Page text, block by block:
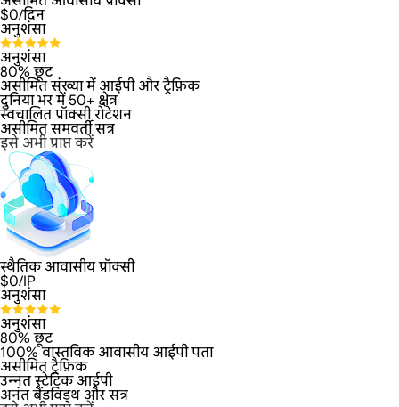
$0/दिन
अनुशंसा
अनुशंसा
80% छूट
असीमित संख्या में आईपी और ट्रैफ़िक
दुनिया भर में 50+ क्षेत्र
स्वचालित प्रॉक्सी रोटेशन
असीमित समवर्ती सत्र
इसे अभी प्राप्त करें
स्थैतिक आवासीय प्रॉक्सी
$0/IP
अनुशंसा
अनुशंसा
80% छूट
100% वास्तविक आवासीय आईपी पता
असीमित ट्रैफ़िक
उन्नत स्टेटिक आईपी
अनंत बैंडविड्थ और सत्र